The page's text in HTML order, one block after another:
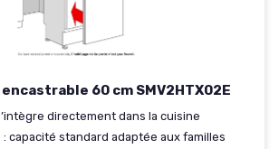
60 cm SMV2HTX02E
directement dans la cuisine
: capacité standard adaptée aux familles